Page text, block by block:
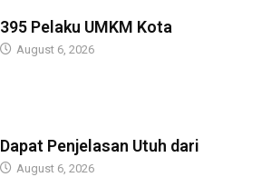
395 Pelaku UMKM Kota
August 6, 2026
Dapat Penjelasan Utuh dari
August 6, 2026